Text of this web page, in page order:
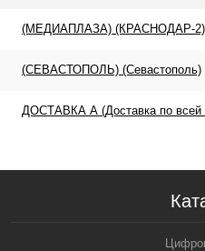
(МЕДИАПЛАЗА) (КРАСНОДАР-2)
(СЕВАСТОПОЛЬ) (Севастополь)
ДОСТАВКА А (Доставка по всей